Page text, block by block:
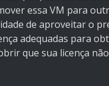
essa VM para
de aproveitar o
adequadas para
que sua licença